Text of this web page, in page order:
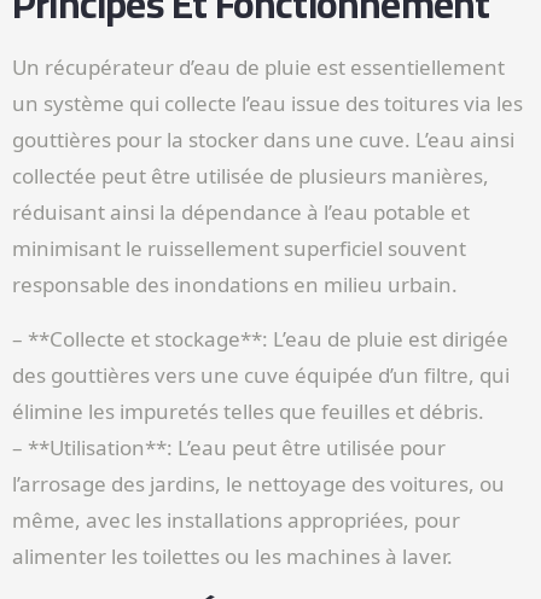
Un récupérateur d’eau de pluie est essentiellement
un système qui collecte l’eau issue des toitures via les
gouttières pour la stocker dans une cuve. L’eau ainsi
collectée peut être utilisée de plusieurs manières,
réduisant ainsi la dépendance à l’eau potable et
minimisant le ruissellement superficiel souvent
responsable des inondations en milieu urbain.
– **Collecte et stockage**: L’eau de pluie est dirigée
des gouttières vers une cuve équipée d’un filtre, qui
élimine les impuretés telles que feuilles et débris.
– **Utilisation**: L’eau peut être utilisée pour
l’arrosage des jardins, le nettoyage des voitures, ou
même, avec les installations appropriées, pour
alimenter les toilettes ou les machines à laver.